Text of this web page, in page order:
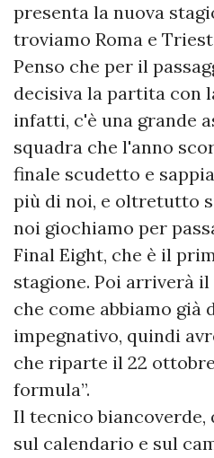
presenta la nuova
troviamo Roma e
Penso che per il
decisiva la partita con
infatti, c'è una grande
squadra che l'anno
finale scudetto e
più di noi, e oltretutto
noi giochiamo per
Final Eight, che è il
stagione. Poi arriverà
che come abbiamo già
impegnativo, quindi
che riparte il 22
formula”.
Il tecnico
sul calendario e sul